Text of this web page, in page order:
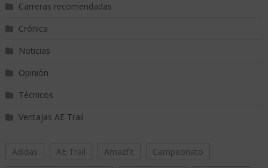
Carreras recomendadas
Crónica
Noticias
Opinión
Técnicos
Ventajas AE Trail
Adidas AE Trail Amazfit Campeonato